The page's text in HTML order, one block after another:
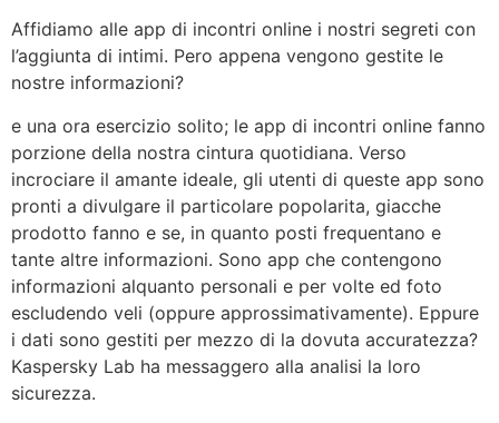
Affidiamo alle app di incontri online i nostri segreti con
l’aggiunta di intimi. Pero appena vengono gestite le
nostre informazioni?
e una ora esercizio solito; le app di incontri online fanno
porzione della nostra cintura quotidiana. Verso
incrociare il amante ideale, gli utenti di queste app sono
pronti a divulgare il particolare popolarita, giacche
prodotto fanno e se, in quanto posti frequentano e
tante altre informazioni. Sono app che contengono
informazioni alquanto personali e per volte ed foto
escludendo veli (oppure approssimativamente). Eppure
i dati sono gestiti per mezzo di la dovuta accuratezza?
Kaspersky Lab ha messaggero alla analisi la loro
sicurezza.